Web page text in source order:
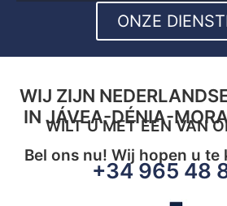
ONZE
WIJ ZIJN
IN JÁVEA-DÉNIA-
WILT U MET EEN VAN
Bel ons nu! Wij hopen u te
+34 965 48